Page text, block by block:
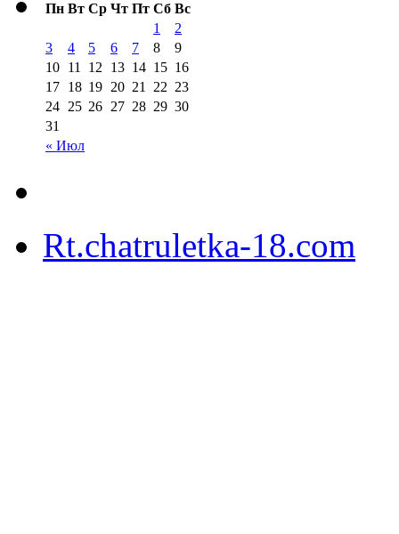
Пн Вт Ср Чт Пт Сб Вс
« Июл
1
2
3
4 5 6 7 8
9
10 11 12 13 14 15 16
17 18 19 20 21 22 23
24 25 26 27 28 29 30
31
Rt.chatruletka-18.com